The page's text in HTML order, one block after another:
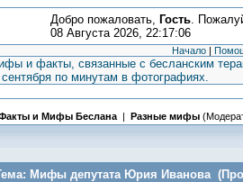
Добро пожаловать, Гость.
08 Августа 2026, 22:17:06
Начало |
и факты, связанные с бесланским
по минутам в фотографиях.
и Мифы Беслана | Разные мифы
Мифы депутата Юрия Иванова